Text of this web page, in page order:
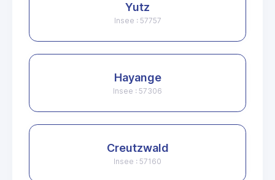
Yutz
Insee : 57757
Hayange
Insee : 57306
Creutzwald
Insee : 57160